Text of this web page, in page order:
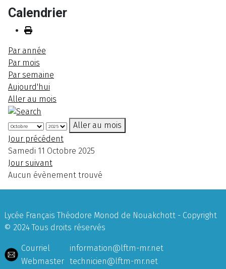
Calendrier
Par année
Par mois
Par semaine
Aujourd'hui
Aller au mois
Aller au mois
Jour précédent
Samedi 11 Octobre 2025
Jour suivant
Aucun évènement trouvé
Lycée Français Théodore Monod de Nouakchott - Copyright
© 2024 Tous droits réservés
Courriel
information@lftm-mr.net
Webmaster technicien@lftm-mr.net